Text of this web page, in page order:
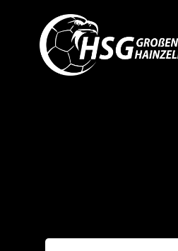
springen